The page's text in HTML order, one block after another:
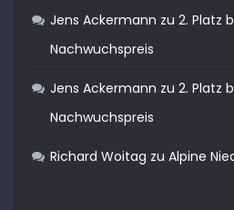
Jens Ackermann zu2. Platz
Nachwuchspreis
Jens Ackermann zu2. Platz
Nachwuchspreis
Richard Woitag zuAlpine